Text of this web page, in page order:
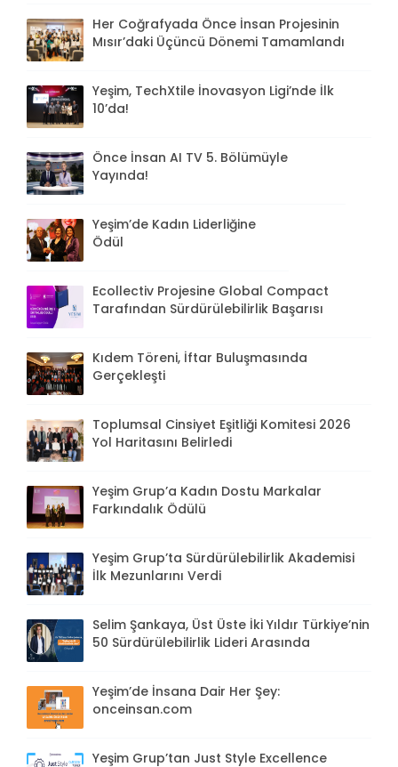
Her Coğrafyada Önce İnsan Projesinin
Mısır’daki Üçüncü Dönemi Tamamlandı
Yeşim, TechXtile İnovasyon Ligi’nde İlk
10’da!
Önce İnsan AI TV 5. Bölümüyle
Yayında!
Yeşim’de Kadın Liderliğine
Ödül
Ecollectiv Projesine Global Compact
Tarafından Sürdürülebilirlik Başarısı
Kıdem Töreni, İftar Buluşmasında
Gerçekleşti
Toplumsal Cinsiyet Eşitliği Komitesi 2026
Yol Haritasını Belirledi
Yeşim Grup’a Kadın Dostu Markalar
Farkındalık Ödülü
Yeşim Grup’ta Sürdürülebilirlik Akademisi
İlk Mezunlarını Verdi
Selim Şankaya, Üst Üste İki Yıldır Türkiye’nin
50 Sürdürülebilirlik Lideri Arasında
Yeşim’de İnsana Dair Her Şey:
onceinsan.com
Yeşim Grup’tan Just Style Excellence